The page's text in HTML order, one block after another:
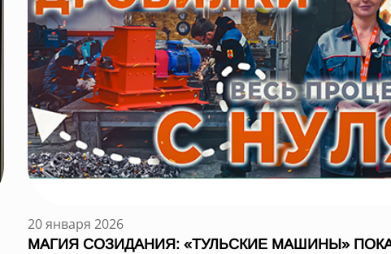
20 января 2026
МАГИЯ СОЗИДАНИЯ: «ТУЛЬСКИЕ МАШИНЫ»